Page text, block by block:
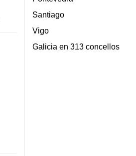
Santiago
Vigo
Galicia en 313 concellos